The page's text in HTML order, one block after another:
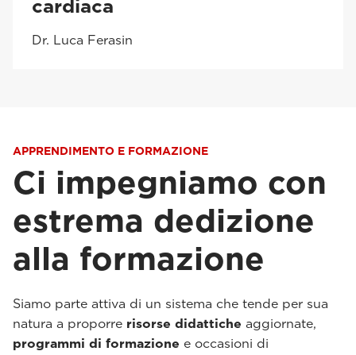
cardiaca
Dr. Luca Ferasin
APPRENDIMENTO E FORMAZIONE
Ci impegniamo con
estrema dedizione
alla formazione
Siamo parte attiva di un sistema che tende per sua
natura a proporre risorse didattiche aggiornate,
programmi di formazione e occasioni di